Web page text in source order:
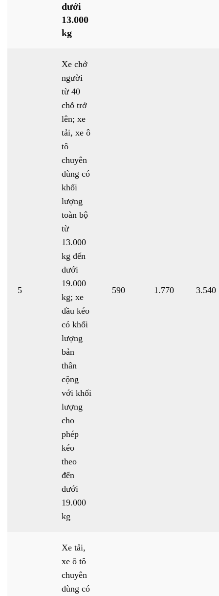
dưới
13.000
kg
5
Xe chở
người
từ 40
chỗ trở
lên; xe
tải, xe ô
tô
chuyên
dùng có
khối
lượng
toàn bộ
từ
13.000
kg đến
dưới
19.000
kg; xe
đầu kéo
có khối
lượng
bản
thân
cộng
với khối
lượng
cho
phép
kéo
theo
đến
dưới
19.000
kg
590 1.770 3.540
Xe tải,
xe ô tô
chuyên
dùng có